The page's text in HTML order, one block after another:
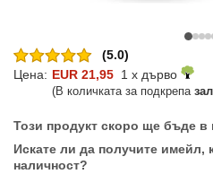
(5.0)
Цена: EUR 21,95 1 x дърво
(В количката за подкрепа
Този продукт скоро ще бъде в
Искате ли да получите имейл,
наличност?